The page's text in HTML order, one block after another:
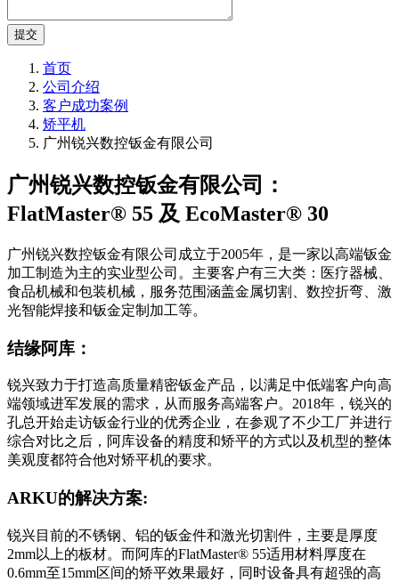
提交
首页
公司介绍
客户成功案例
矫平机
广州锐兴数控钣金有限公司
广州锐兴数控钣金有限公司：
FlatMaster® 55 及 EcoMaster® 30
广州锐兴数控钣金有限公司成立于2005年，是一家以高端钣金
加工制造为主的实业型公司。主要客户有三大类：医疗器械、
食品机械和包装机械，服务范围涵盖金属切割、数控折弯、激
光智能焊接和钣金定制加工等。
结缘阿库：
锐兴致力于打造高质量精密钣金产品，以满足中低端客户向高
端领域进军发展的需求，从而服务高端客户。2018年，锐兴的
孔总开始走访钣金行业的优秀企业，在参观了不少工厂并进行
综合对比之后，阿库设备的精度和矫平的方式以及机型的整体
美观度都符合他对矫平机的要求。
ARKU的解决方案:
锐兴目前的不锈钢、铝的钣金件和激光切割件，主要是厚度
2mm以上的板材。而阿库的FlatMaster® 55适用材料厚度在
0.6mm至15mm区间的矫平效果最好，同时设备具有超强的高